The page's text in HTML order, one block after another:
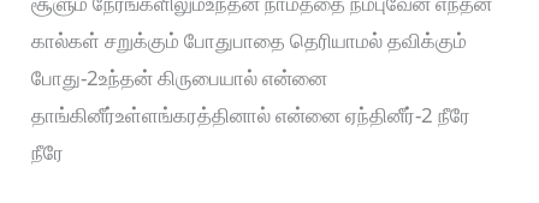
கால்கள் சறுக்கும் போதுபாதை தெரியாமல் தவிக்கும்
போது-2உந்தன் கிருபையால் என்னை
தாங்கினீர்உள்ளங்கரத்தினால் என்னை ஏந்தினீர்-2 நீரே
நீரே